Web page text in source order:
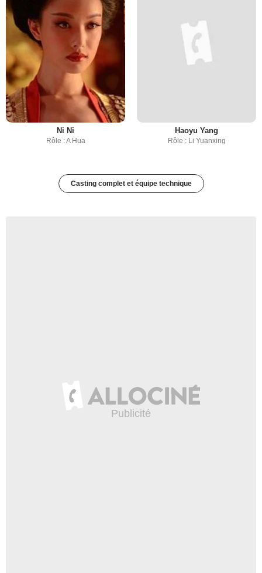
Ni Ni
Rôle : A Hua
Haoyu Yang
Rôle : Li Yuanxing
Casting complet et équipe technique